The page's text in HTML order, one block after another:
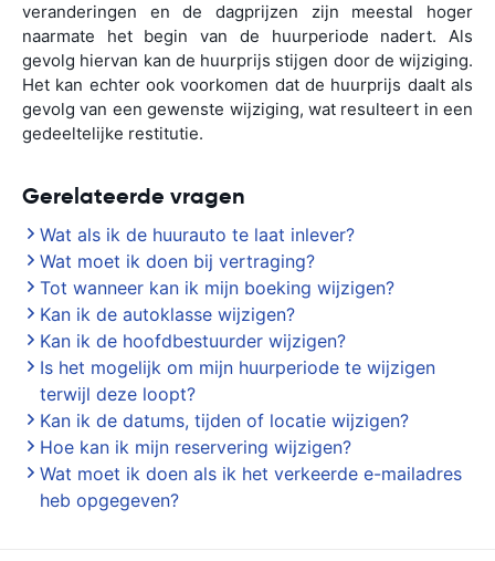
veranderingen en de dagprijzen zijn meestal hoger
naarmate het begin van de huurperiode nadert. Als
gevolg hiervan kan de huurprijs stijgen door de wijziging.
Het kan echter ook voorkomen dat de huurprijs daalt als
gevolg van een gewenste wijziging, wat resulteert in een
gedeeltelijke restitutie.
Gerelateerde vragen
Wat als ik de huurauto te laat inlever?
Wat moet ik doen bij vertraging?
Tot wanneer kan ik mijn boeking wijzigen?
Kan ik de autoklasse wijzigen?
Kan ik de hoofdbestuurder wijzigen?
Is het mogelijk om mijn huurperiode te wijzigen
terwijl deze loopt?
Kan ik de datums, tijden of locatie wijzigen?
Hoe kan ik mijn reservering wijzigen?
Wat moet ik doen als ik het verkeerde e-mailadres
heb opgegeven?